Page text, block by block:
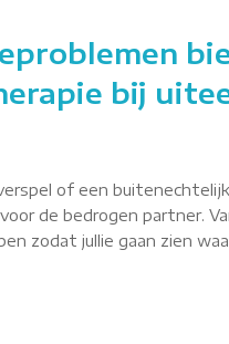
bij
of een
de bedrogen partner.
zodat jullie gaan zien